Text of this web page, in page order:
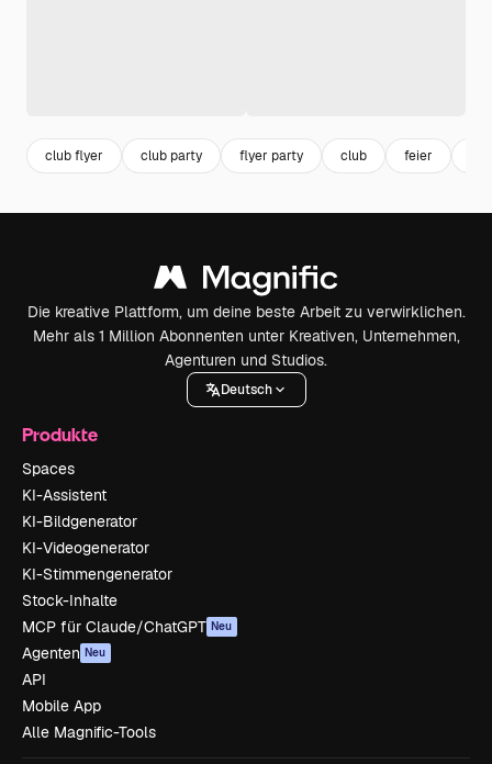
club flyer club party flyer party club feier
Die kreative Plattform, um deine beste Arbeit zu verwirklichen.
Mehr als 1 Million Abonnenten unter Kreativen, Unternehmen,
Agenturen und Studios.
Deutsch
Produkte
Spaces
KI-Assistent
KI-Bildgenerator
KI-Videogenerator
KI-Stimmengenerator
Stock-Inhalte
MCP für Claude/ChatGPT Neu
Agenten Neu
API
Mobile App
Alle Magnific-Tools